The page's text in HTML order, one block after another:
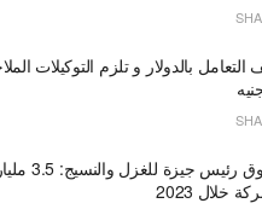
التعامل بالدولار و تلزم التوكيلات
فاضل مرزوق
خلال 2023